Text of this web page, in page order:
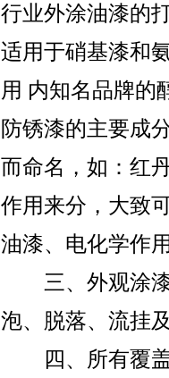
行业外涂油漆的
适用于硝基漆和
用 内知名品牌的
防锈漆的主要成
而命名，如：红
作用来分，大致
油漆、电化学作
三、外观涂漆
泡、脱落、流挂
四、所有覆盖